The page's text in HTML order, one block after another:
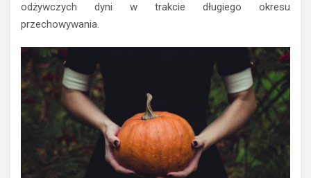
odżywczych dyni w trakcie długiego okresu
przechowywania.